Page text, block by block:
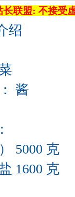
长联盟: 不接受
绍
酱
5000 克
1600 克